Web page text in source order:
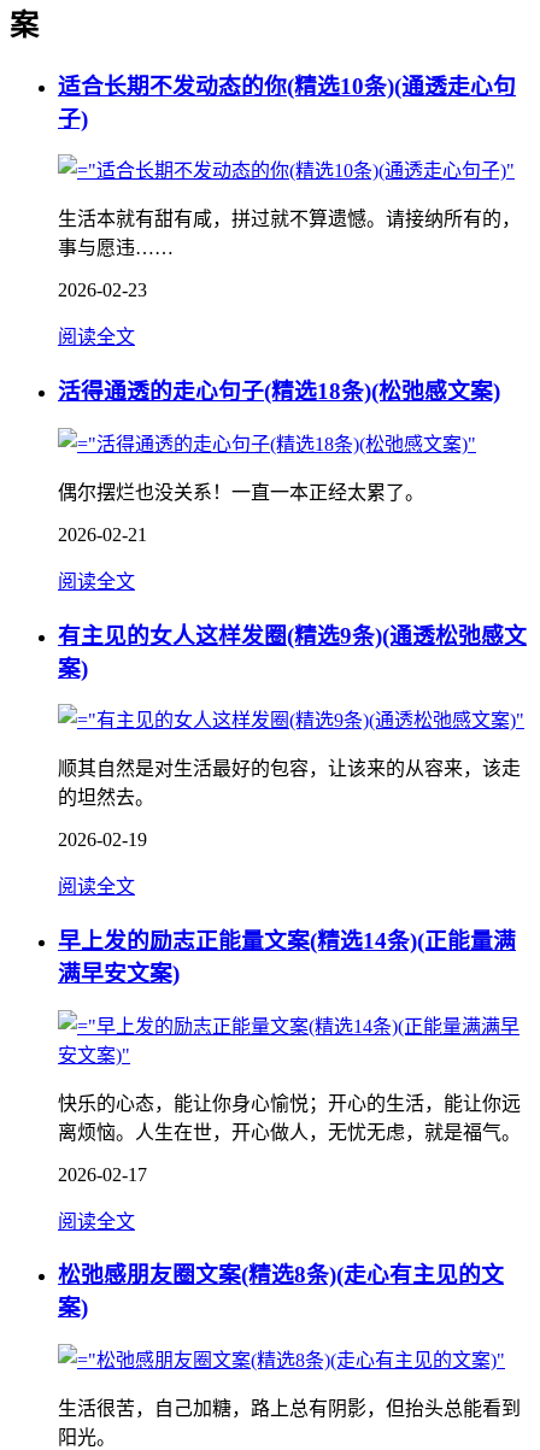
案
适合长期不发动态的你(精选10条)(通透走心句
子)
生活本就有甜有咸，拼过就不算遗憾。请接纳所有的，
事与愿违……
2026-02-23
阅读全文
活得通透的走心句子(精选18条)(松弛感文案)
偶尔摆烂也没关系！一直一本正经太累了。
2026-02-21
阅读全文
有主见的女人这样发圈(精选9条)(通透松弛感文
案)
顺其自然是对生活最好的包容，让该来的从容来，该走
的坦然去。
2026-02-19
阅读全文
早上发的励志正能量文案(精选14条)(正能量满
满早安文案)
快乐的心态，能让你身心愉悦；开心的生活，能让你远
离烦恼。人生在世，开心做人，无忧无虑，就是福气。
2026-02-17
阅读全文
松弛感朋友圈文案(精选8条)(走心有主见的文
案)
生活很苦，自己加糖，路上总有阴影，但抬头总能看到
阳光。